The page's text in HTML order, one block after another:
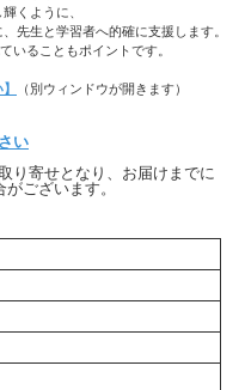
くように、
先生と学習者へ的確に支援します。
いることもポイントです。
（別ウィンドウが開きます）
い
り寄せとなり、お届けまでに
ございます。